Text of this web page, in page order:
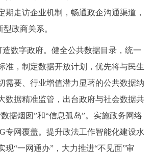
期走访企业机制，畅通政企沟通渠道，
型政商关系。
字政府。健全公共数据目录，统一
准，制定数据开放计划，优先将与民生
需要、行业增值潜力显著的公共数据纳
数据精准监管，出台政府与社会数据共
据烟囱”和“信息孤岛”。实施政务网络
专网覆盖。提升政法工作智能化建设水
现“一网通办”，大力推进“不见面”审